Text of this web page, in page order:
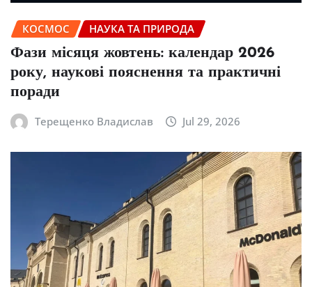
КОСМОС НАУКА ТА ПРИРОДА
Фази місяця жовтень: календар 2026
року, наукові пояснення та практичні
поради
Терещенко Владислав Jul 29, 2026